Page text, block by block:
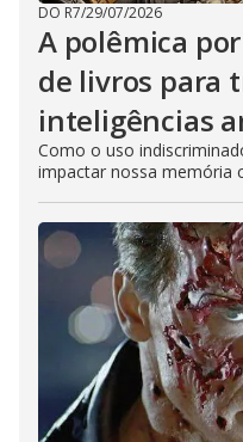
DO R7/29/07/2026
A polêmica
de livros para
inteligências
Como o uso
impactar nossa memória